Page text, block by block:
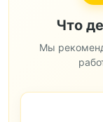
Что
Мы